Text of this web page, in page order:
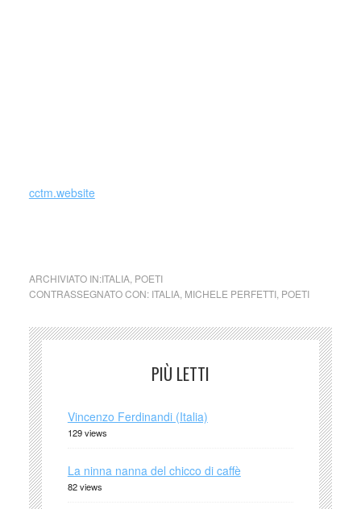
cctm.website
ARCHIVIATO IN:ITALIA, POETI
CONTRASSEGNATO CON: ITALIA, MICHELE PERFETTI, POETI
PIÙ LETTI
Vincenzo Ferdinandi (Italia)
129 views
La ninna nanna del chicco di caffè
82 views